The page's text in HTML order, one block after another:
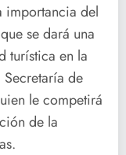
importancia del
se dará una
turística en la
Secretaría de
le competirá
de la